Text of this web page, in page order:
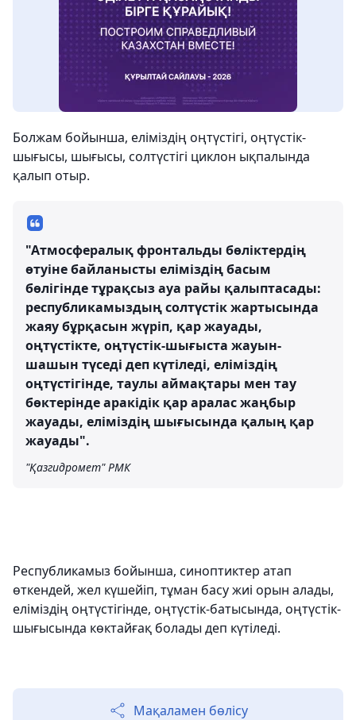
Болжам бойынша, еліміздің оңтүстігі, оңтүстік-
шығысы, шығысы, солтүстігі циклон ықпалында
қалып отыр.
"Атмосфералық фронтальды бөліктердің
өтуіне байланысты еліміздің басым
бөлігінде тұрақсыз ауа райы қалыптасады:
республикамыздың солтүстік жартысында
жаяу бұрқасын жүріп, қар жауады,
оңтүстікте, оңтүстік-шығыста жауын-
шашын түседі деп күтіледі, еліміздің
оңтүстігінде, таулы аймақтары мен тау
бөктерінде аракідік қар аралас жаңбыр
жауады, еліміздің шығысында қалың қар
жауады".
"Қазгидромет" РМК
Республикамыз бойынша, синоптиктер атап
өткендей, жел күшейіп, тұман басу жиі орын алады,
еліміздің оңтүстігінде, оңтүстік-батысында, оңтүстік-
шығысында көктайғақ болады деп күтіледі.
Мақаламен бөлісу